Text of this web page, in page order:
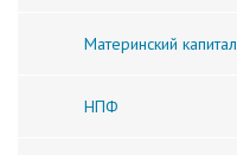
Материнский капитал
НПФ